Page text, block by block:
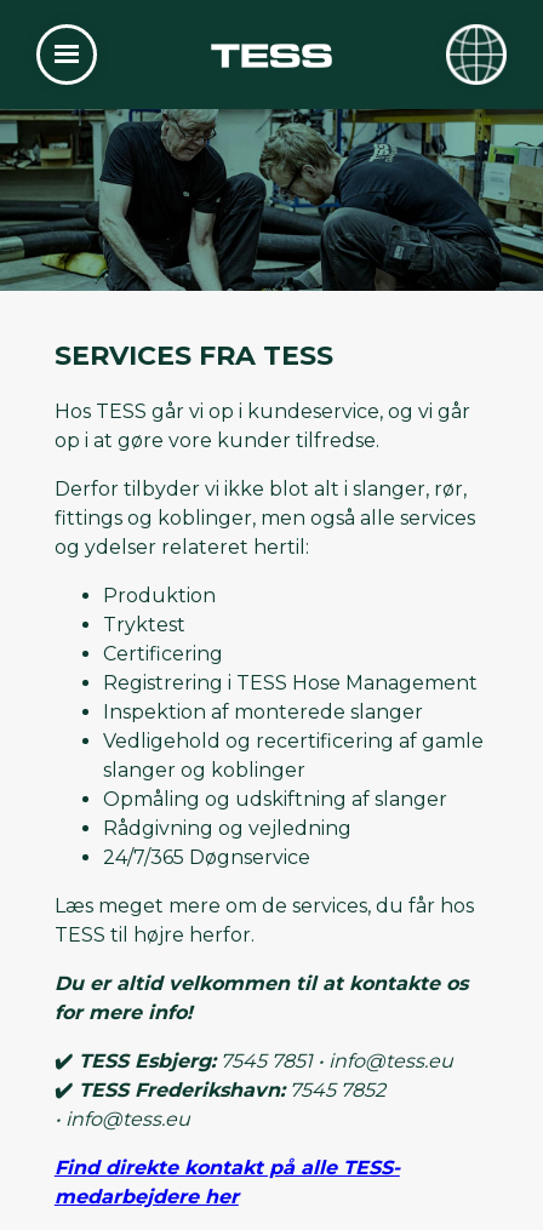
SERVICES FRA TESS
Hos TESS går vi op i kundeservice, og vi går
op i at gøre vore kunder tilfredse.
Derfor tilbyder vi ikke blot alt i slanger, rør,
fittings og koblinger, men også alle services
og ydelser relateret hertil:
Produktion
Tryktest
Certificering
Registrering i TESS Hose Management
Inspektion af monterede slanger
Vedligehold og recertificering af gamle
slanger og koblinger
Opmåling og udskiftning af slanger
Rådgivning og vejledning
24/7/365 Døgnservice
Læs meget mere om de services, du får hos
TESS til højre herfor.
Du er altid velkommen til at kontakte os
for mere info!
✔️ TESS Esbjerg: 7545 7851 • info@tess.eu
✔️ TESS Frederikshavn: 7545 7852
• info@tess.eu
Find direkte kontakt på alle TESS-
medarbejdere her